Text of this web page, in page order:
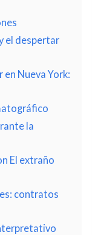
el despertar
Nueva York:
la
El extraño
contratos